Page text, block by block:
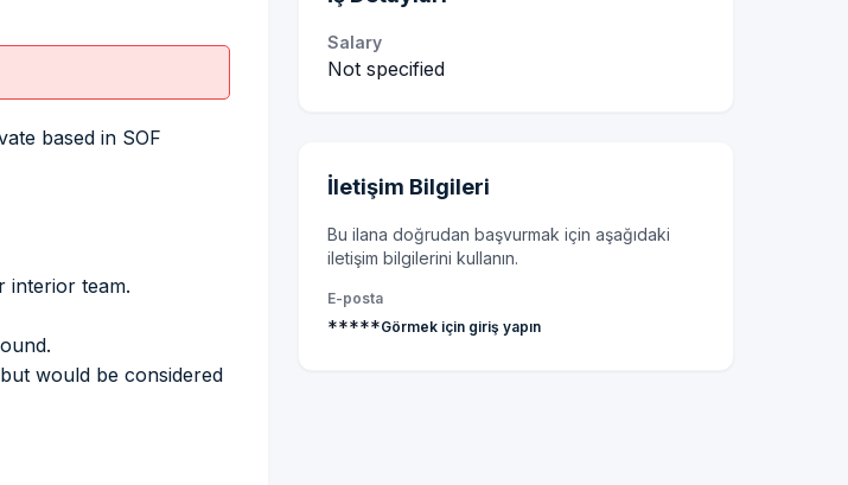
based in SOF
interior team.
would be considered
Salary
Not specified
İletişim Bilgileri
Bu ilana doğrudan başvurmak için aşağıdaki
iletişim bilgilerini kullanın.
E-posta
*****Görmek için giriş yapın